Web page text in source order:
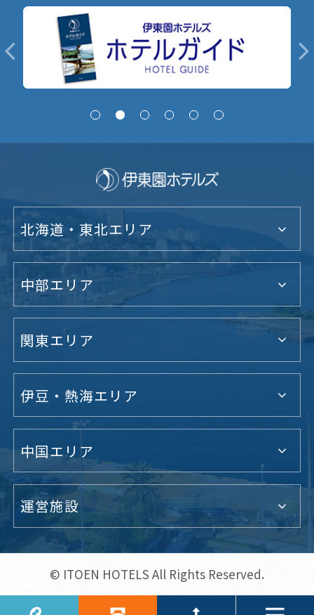
北海道・東北エリア
中部エリア
関東エリア
伊豆・熱海エリア
中国エリア
運営施設
© ITOEN HOTELS All Rights Reserved.